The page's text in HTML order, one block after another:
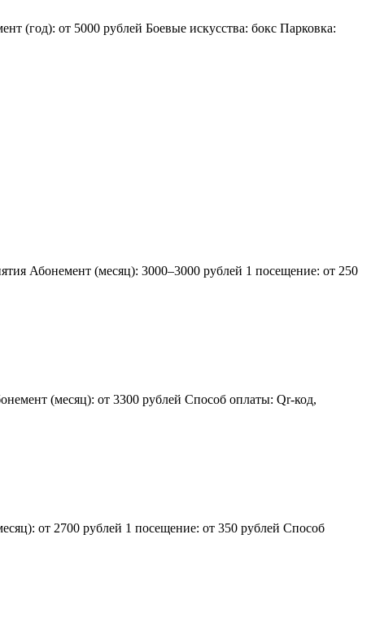
(год): от 5000 рублей Боевые искусства: бокс Парковка:
Абонемент (месяц): 3000–3000 рублей 1 посещение: от 250
(месяц): от 3300 рублей Способ оплаты: Qr-код,
от 2700 рублей 1 посещение: от 350 рублей Способ